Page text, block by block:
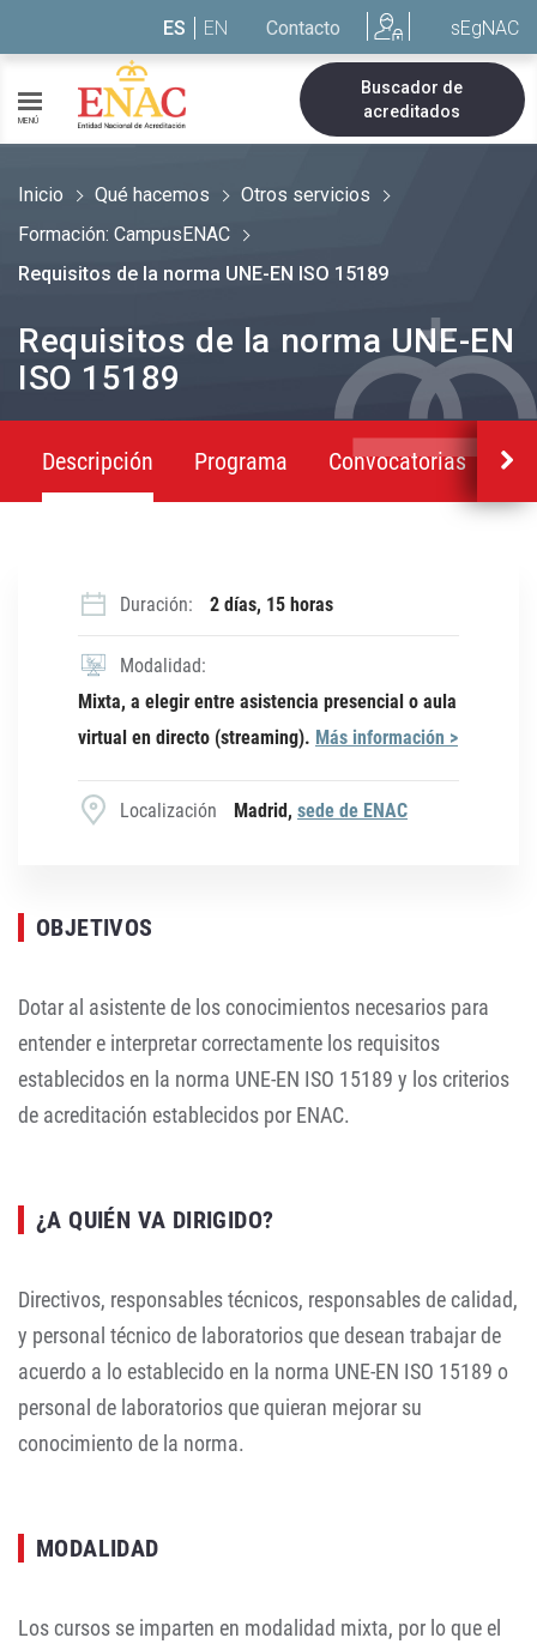
ES EN Contacto sEgNAC
MENÚ
Buscador de
acreditados
Inicio Qué hacemos
Otros servicios
Formación: CampusENAC
Requisitos de la norma UNE-EN ISO 15189
Requisitos de la norma UNE-EN
ISO 15189
Descripción Programa Convocatorias
Duración: 2 días, 15 horas
Modalidad:
Mixta, a elegir entre asistencia presencial o aula
virtual en directo (streaming). Más información >
Localización Madrid, sede de ENAC
OBJETIVOS
Dotar al asistente de los conocimientos necesarios para
entender e interpretar correctamente los requisitos
establecidos en la norma UNE-EN ISO 15189 y los criterios
de acreditación establecidos por ENAC.
¿A QUIÉN VA DIRIGIDO?
Directivos, responsables técnicos, responsables de calidad,
y personal técnico de laboratorios que desean trabajar de
acuerdo a lo establecido en la norma UNE-EN ISO 15189 o
personal de laboratorios que quieran mejorar su
conocimiento de la norma.
MODALIDAD
Los cursos se imparten en modalidad mixta, por lo que el